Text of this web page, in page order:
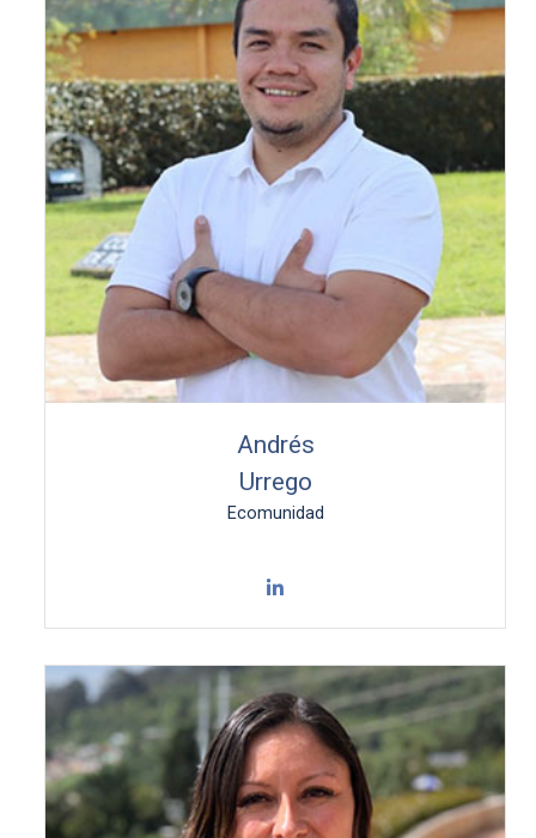
Andrés
Urrego
Ecomunidad